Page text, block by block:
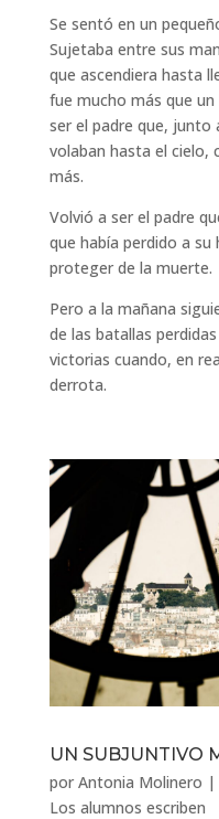
Se sentó en un
Sujetaba entre sus
que ascendiera hasta
fue mucho más que
ser el padre que, junto
volaban hasta el cielo,
más.
Volvió a ser el padre
que había perdido a
proteger de la muerte.
Pero a la mañana
de las batallas
victorias cuando, en
derrota.
UN SUBJUNTIVO
por Antonia Molinero |
Los alumnos escriben